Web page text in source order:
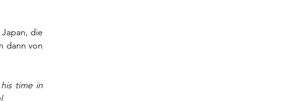
die
dann von
time in